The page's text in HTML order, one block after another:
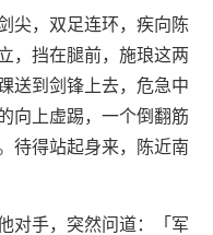
尖，双足连环，疾向陈
，挡在腿前，施琅这两
送到剑锋上去，危急中
向上虚踢，一个倒翻筋
待得站起身来，陈近南
对手，突然问道：「军